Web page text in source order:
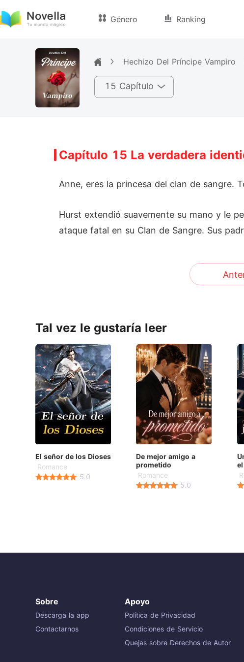
Género Ranking
Hechizo Del Príncipe Vampiro
15 Capítulo
Capítulo 15 La verdadera
Anne, eres la princesa del clan de sangre.
Hurst extendió suavemente su mano y le
ataque fatal en su Clan de Sangre. Sus
Tal vez le gustaría leer
El señor de los Dioses
Romance
5.0
De mejor amigo a
prometido
Romance
5.0
Sobre
Descarga la app
Contactarnos
Apoyo
Política de Privacidad
Condiciones de Servicio
Quejas sobre Derechos de Autor